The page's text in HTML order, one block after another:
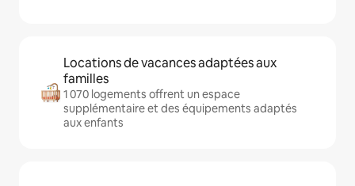
Locations de vacances adaptées aux
familles
1 070 logements offrent un espace
supplémentaire et des équipements adaptés
aux enfants